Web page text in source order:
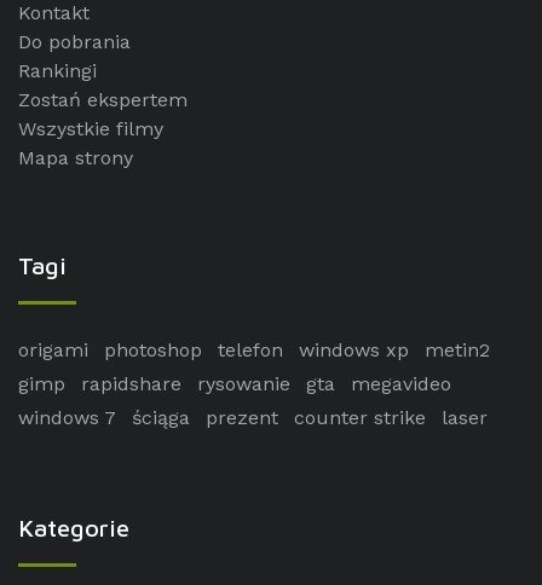
Kontakt
Do pobrania
Rankingi
Zostań ekspertem
Wszystkie filmy
Mapa strony
Tagi
origami photoshop telefon windows xp
metin2
gimp
rapidshare rysowanie gta
megavideo
windows 7
ściąga prezent counter strike laser
Kategorie